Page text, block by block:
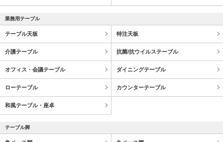
業務用テーブル
テーブル天板 特注天板
介護テーブル 抗菌/抗ウイルステーブル
オフィス・会議テーブル ダイニングテーブル
ローテーブル カウンターテーブル
和風テーブル・座卓
テーブル脚